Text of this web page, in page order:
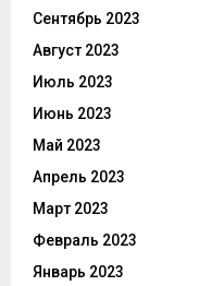
Сентябрь 2023
Август 2023
Июль 2023
Июнь 2023
Май 2023
Апрель 2023
Март 2023
Февраль 2023
Январь 2023